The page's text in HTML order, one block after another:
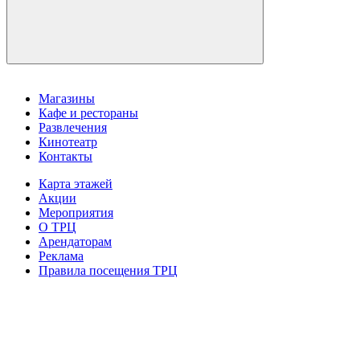
Магазины
Кафе и рестораны
Развлечения
Кинотеатр
Контакты
Карта этажей
Акции
Мероприятия
О ТРЦ
Арендаторам
Реклама
Правила посещения ТРЦ